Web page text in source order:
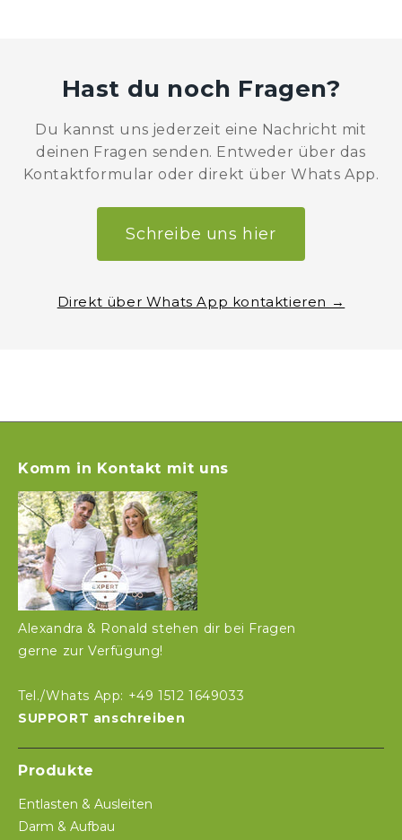
du den Weg zusammen.
Hast du noch Fragen?
Du kannst uns jederzeit eine Nachricht mit
deinen Fragen senden. Entweder über das
Kontaktformular oder direkt über Whats App.
Schreibe uns hier
Direkt über Whats App kontaktieren →
Komm in Kontakt mit uns
Alexandra & Ronald stehen dir bei Fragen
gerne zur Verfügung!
Tel./Whats App: +49 1512 1649033
SUPPORT anschreiben
Produkte
Entlasten & Ausleiten
Darm & Aufbau